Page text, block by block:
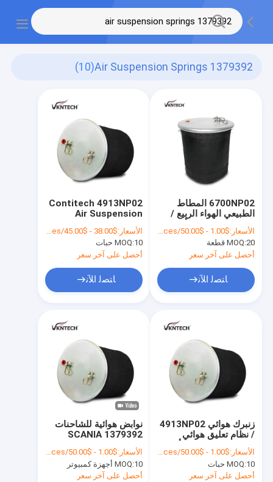
Air Suspension Springs 1379392
(10)
Contitech 4913NP02
Air Suspension
Springs 1379392
لمقطورة الشاحنة
الأوروبية
الأسعار:$38.00 - $45.00/Pieces
MOQ:10 حبات
أحصل على آخر سعر
ﺎﺘﺼﻟ ﺍﻶﻧ
6700NP02 المطاط
الطبيعي الهواء الربيع /
تعليق الهواء الربيع ل
OEM المكبس الصلب
1T19E-93 1D28H16
الأسعار:$1.00 - $50.00/Pieces
MOQ:20 قطعة
أحصل على آخر سعر
ﺎﺘﺼﻟ ﺍﻶﻧ
نوابض هوائية للشاحنات
SCANIA 1379392
1440294 1543691
1422751 Contitech
4913NP03 مع مكبس
معدني تم استبداله بـ
الأسعار:$1.00 - $50.00/Pieces
MOQ:10 أجهزة كمبيوتر
أحصل على آخر سعر
زنبرك هوائي 4913NP02
/ نظام تعليق هوائي
هوائية لقطع غيار
الشاحنات 1379392
الأسعار:$1.00 - $50.00/Pieces
MOQ:10 حبات
أحصل على آخر سعر